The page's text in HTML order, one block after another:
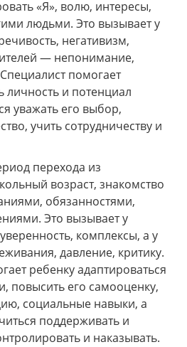
«Я», волю, интересы,
людьми. Это вызывает у
негативизм,
— непонимание,
помогает
личность и потенциал
уважать его выбор,
учить сотрудничеству и
перехода из
возраст, знакомство
обязанностями,
Это вызывает у
комплексы, а у
давление, критику.
ребенку адаптироваться
повысить его самооценку,
социальные навыки, а
поддерживать и
и наказывать.